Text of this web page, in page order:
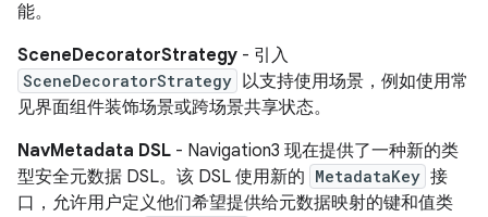
能。
SceneDecoratorStrategy - 引入
SceneDecoratorStrategy 以支持使用场景，例如使用常
见界面组件装饰场景或跨场景共享状态。
NavMetadata DSL - Navigation3 现在提供了一种新的类
型安全元数据 DSL。该 DSL 使用新的 MetadataKey 接
口，允许用户定义他们希望提供给元数据映射的键和值类